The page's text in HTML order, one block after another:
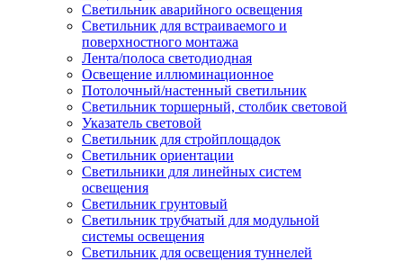
Светильник аварийного освещения
Светильник для встраиваемого и
поверхностного монтажа
Лента/полоса светодиодная
Освещение иллюминационное
Потолочный/настенный светильник
Светильник торшерный, столбик световой
Указатель световой
Светильник для стройплощадок
Светильник ориентации
Светильники для линейных систем
освещения
Светильник грунтовый
Светильник трубчатый для модульной
системы освещения
Светильник для освещения туннелей